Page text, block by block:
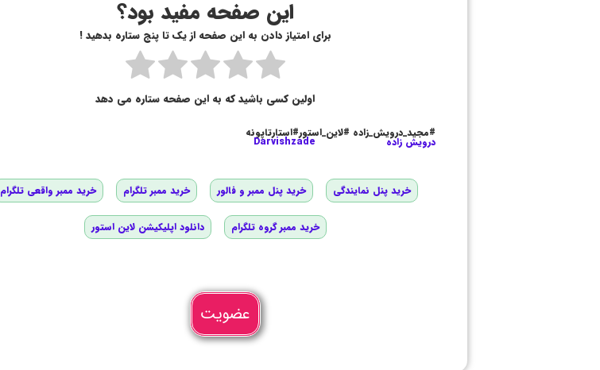
این صفحه مفید بود؟
برای امتیاز دادن به این صفحه از یک تا پنج ستاره بدهید !
اولین کسی باشید که به این صفحه ستاره می دهد
#مجید_درویش_زاده #لاین_استور#استارتاپونه
درویش زاده Darvishzade
خرید پنل نمایندگی خرید پنل ممبر و فالور خرید ممبر تلگرام خرید ممبر واقعی تلگرام
خرید ممبر گروه تلگرام دانلود اپلیکیشن لاین استور
عضویت